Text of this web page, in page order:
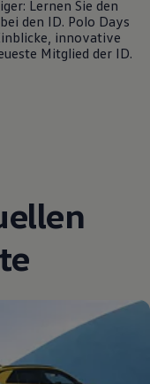
Lernen Sie den
den ID. Polo Days
innovative
Mitglied der ID.